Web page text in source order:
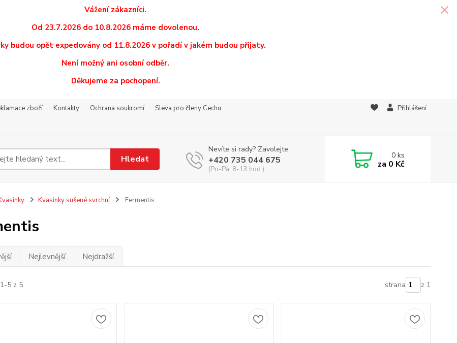
Vážení zákazníci.
Od 23.7.2026 do 10.8.2026 máme dovolenou.
budou opět expedovány od 11.8.2026 v pořadí v jakém budou přijaty.
Není možný ani osobní odběr.
Děkujeme za pochopení.
zboží Kontakty Ochrana soukromí
Sleva pro členy Cechu
Přihlášení
Hledat
Nevíte si rady? Zavolejte.
+420 735 044 675
(Po-Pá, 8-13 hod.)
0ks
za 0 Kč
Kvasinky sušené svrchní Fermentis
Nejlevnější Nejdražší
5 z 5 strana z 1